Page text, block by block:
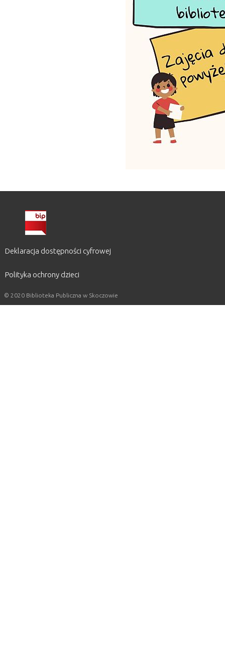
Polityka ochrony dzieci
Deklaracja dostępności cyfrowej
© 2020 Biblioteka Publiczna w Skoczowie